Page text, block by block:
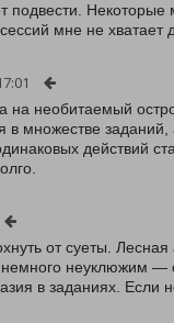
подвести. Некоторые
мне не
на необитаемый
в множестве
действий
от суеты.
немного неуклюжим
в заданиях. Если